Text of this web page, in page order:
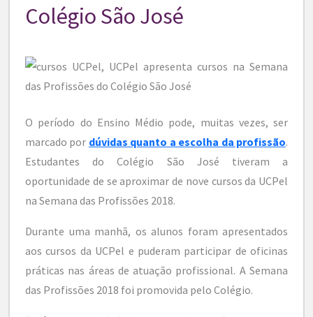
Colégio São José
O período do Ensino Médio pode, muitas vezes, ser
marcado por dúvidas quanto a escolha da profissão.
Estudantes do Colégio São José tiveram a
oportunidade de se aproximar de nove cursos da UCPel
na Semana das Profissões 2018.
Durante uma manhã, os alunos foram apresentados
aos cursos da UCPel e puderam participar de oficinas
práticas nas áreas de atuação profissional. A Semana
das Profissões 2018 foi promovida pelo Colégio.